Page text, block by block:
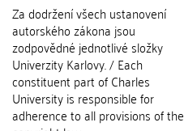
Za dodržení všech ustanovení
autorského zákona jsou
zodpovědné jednotlivé složky
Univerzity Karlovy. / Each
constituent part of Charles
University is responsible for
adherence to all provisions of the